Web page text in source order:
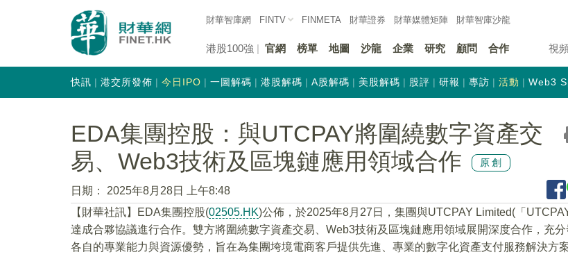
財華智庫網 FINTV FINMETA 財華證券 財華媒體矩陣 財華智庫沙龍
港股100強 官網 榜單 地圖 沙龍 企業 研究 顧問 合作 視
快訊 港交所發佈 今日IPO 一圖解碼 港股解碼 A股解碼 美股解碼 股評 研報 專訪 活動 Web3
EDA集團控股：與UTCPAY將圍繞數字資產交
易、Web3技術及區塊鏈應用領域合作
原創
日期：
2025年8月28日 上午8:48
【財華社訊】EDA集團控股(02505.HK)公佈，於2025年8月27日，集團與UTCPAY Limited(「
達成合夥協議進行合作。雙方將圍繞數字資產交易、Web3技術及區塊鏈應用領域展開深度合作，充分
各自的專業能力與資源優勢，旨在為集團垮境電商客戶提供先進、專業的數字化資產支付服務解決方案